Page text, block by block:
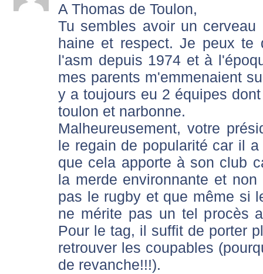
A Thomas de Toulon,
Tu sembles avoir un
haine et respect. Je peux te
l'asm depuis 1974 et à
mes parents m'emmenaient
y a toujours eu 2 équipes
toulon et narbonne.
Malheureusement, votre
le regain de popularité car il
que cela apporte à son club
la merde environnante et
pas le rugby et que même si
ne mérite pas un tel procès
Pour le tag, il suffit de porter
retrouver les coupables
de revanche!!!).